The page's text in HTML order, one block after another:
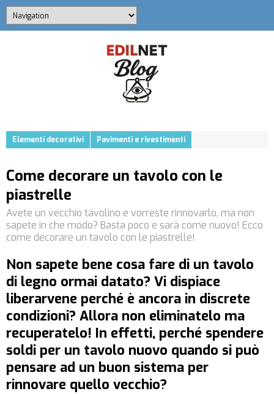
Elementi decorativi Pavimenti e rivestimenti
Come decorare un tavolo con le
piastrelle
Avete un vecchio tavolino e vorreste rinnovarlo, ma non
sapete in che modo? Basta poco e sarà come nuovo! Ecco
come decorare un tavolo con le piastrelle!
Non sapete bene cosa fare di un tavolo
di legno ormai datato? Vi dispiace
liberarvene perché è ancora in discrete
condizioni? Allora non eliminatelo ma
recuperatelo! In effetti, perché spendere
soldi per un tavolo nuovo quando si può
pensare ad un buon sistema per
rinnovare quello vecchio?